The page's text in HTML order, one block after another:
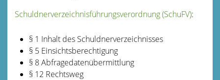
Schuldnerverzeichnisführungsverordnung (SchuFV):
§ 1 Inhalt des Schuldnerverzeichnisses
§ 5 Einsichtsberechtigung
§ 8 Abfragedatenübermittlung
§ 12 Rechtsweg